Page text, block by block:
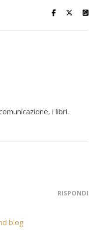
i libri.
RISPONDI
blog